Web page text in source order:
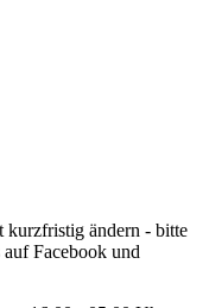
kurzfristig ändern - bitte
Facebook und